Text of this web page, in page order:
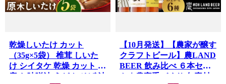
乾燥しいたけ カット
（35g×5袋） 椎茸 しいた
け シイタケ 乾燥 カット 国
産 お味噌汁 うどん そば 汁
【10月発送】【農家が醸す
クラフトビール】農LAND
BEER 飲み比べ ６本セッ
ト｜農家手づくり 旬素材×